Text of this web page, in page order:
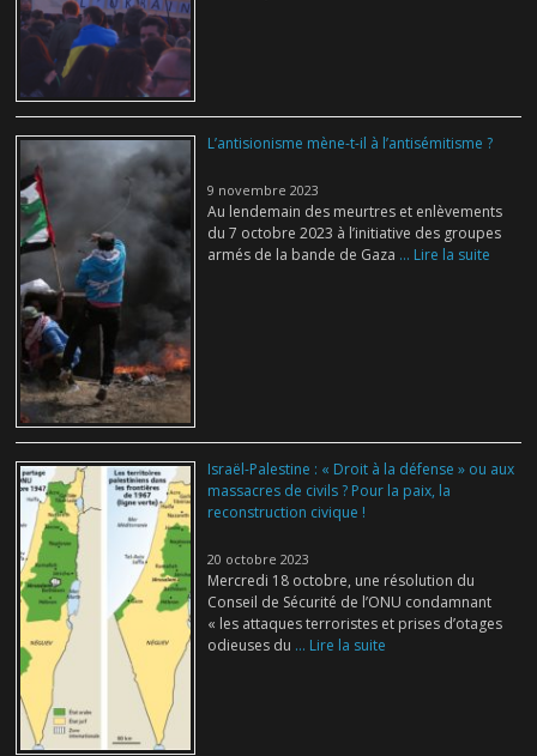
L’antisionisme mène-t-il à l’antisémitisme ?
9 novembre 2023
Au lendemain des meurtres et enlèvements
du 7 octobre 2023 à l’initiative des groupes
armés de la bande de Gaza ... Lire la suite
Israël-Palestine : « Droit à la défense » ou aux
massacres de civils ? Pour la paix, la
reconstruction civique !
20 octobre 2023
Mercredi 18 octobre, une résolution du
Conseil de Sécurité de l’ONU condamnant
« les attaques terroristes et prises d’otages
odieuses du ... Lire la suite